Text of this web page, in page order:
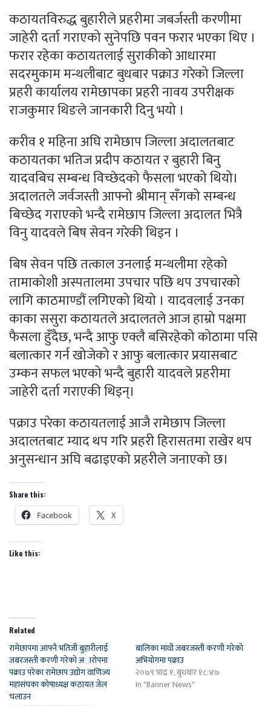
कठायतविरुद्ध बुहारीले प्रहरीमा जबर्जस्ती करणीमा
जाहेरी दर्ता गराएको सुनेपछि पवन फरार भएका थिए ।
फरार रहेका कठायतलाई सुराकीको आधारमा
सदरमुकाम मन्थलीबाट बुधबार पक्राउ गरेको जिल्ला
प्रहरी कार्यालय रामेछापका प्रहरी नावय उपरीक्षक
राजकुमार थिङले जानकारी दिनु भयो ।
करीव १ महिना अघि रामेछाप जिल्ला अदालतबाट
कठायतका भतिज प्रदीप कठायत र बुहारी बिनु
यादवबिच सम्बन्ध विच्छेदको फैसला भएको थियो।
अदालतले जर्वजस्ती आफ्नो श्रीमान् सँगको सम्बन्ध
बिच्छेद गराएको भन्दै रामेछाप जिल्ला अदालत भित्रै
विनु यादवले बिष सेवन गरेकी थिइन ।
बिष सेवन पछि तत्काल उनलाई मन्थलीमा रहेको
तामाकोशी अस्पतालमा उपचार पछि थप उपचारको
लागि काठमाण्डौं लगिएको थियो । यादवलाई उनका
काका ससुरा कठायतले अदालतले आज हाम्रो पक्षमा
फैसला हुँदैछ, भन्दै आफु एक्लै बसिरहेको कोठामा पसि
बलात्कार गर्न खोजेको र आफु बलात्कार प्रयासबाट
उम्कन सफल भएको भन्दै बुहारी यादवले प्रहरीमा
जाहेरी दर्ता गराएकी थिइन्।
पक्राउ परेका कठायतलाई आजै रामेछाप जिल्ला
अदालतबाट म्याद थप गरि प्रहरी हिरासतमा राखेर थप
अनुसन्धान अघि बढाइएको प्रहरीले जनाएको छ।
Share this:
Facebook X
Like this:
Related
रामेछापमा आफ्नै भतिजी बुहारीलाई
जबरजस्ती करणी गरेको अारोपमा
पक्राउ परेका रामेछाप उद्योग वाणिज्य
महासंघका कोषाध्यक्ष कठायत जेल
चलाउन
बालिका माथी जबरजस्ती करणी गरेको
अभियोगमा पक्राउ
२०७९ भाद्र १, बुधबार १८:४७
In "Banner News"